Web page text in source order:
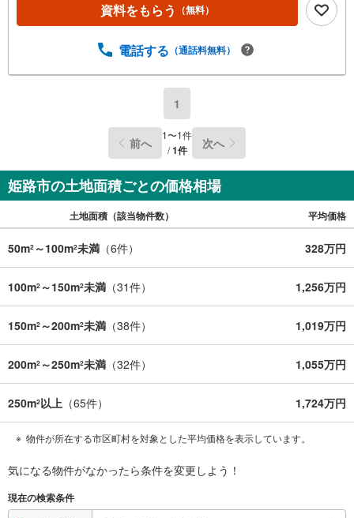
資料をもらう （無料）
電話する （通話料無料）
1
前へ 1〜1件
/1件 次へ
姫路市の土地面積ごとの価格相場
土地面積（該当物件数） 平均価格
50m2 ～100m2未満 （6件） 328万円
100m2 ～150m2未満 （31件） 1,256万円
150m2 ～200m2未満 （38件） 1,019万円
200m2 ～250m2未満 （32件） 1,055万円
250m2以上 （65件） 1,724万円
物件が所在する市区町村を対象とした平均価格を表示しています。
気になる物件がなかったら条件を変更しよう！
現在の検索条件